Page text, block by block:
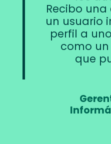
Recibo
un usuario
perfil a
como
que